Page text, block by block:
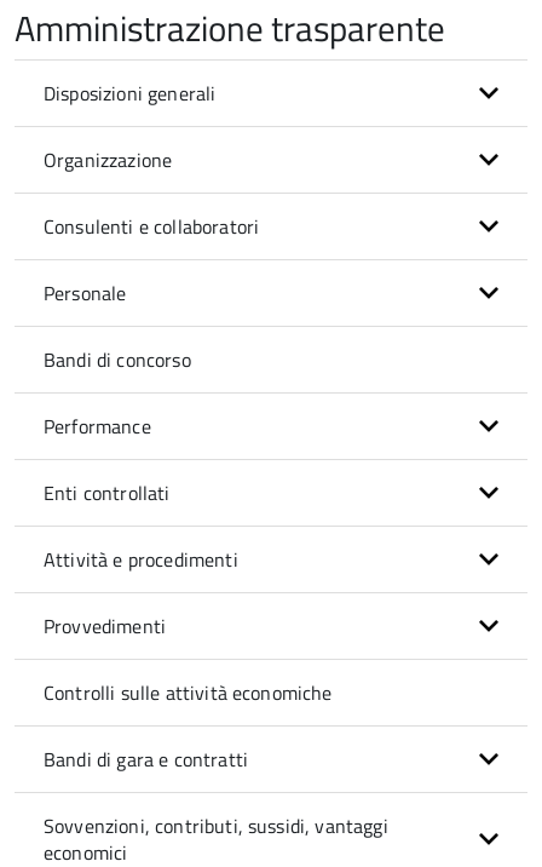
Amministrazione trasparente
Disposizioni generali
Organizzazione
Consulenti e collaboratori
Personale
Bandi di concorso
Performance
Enti controllati
Attività e procedimenti
Provvedimenti
Controlli sulle attività economiche
Bandi di gara e contratti
Sovvenzioni, contributi, sussidi, vantaggi
economici